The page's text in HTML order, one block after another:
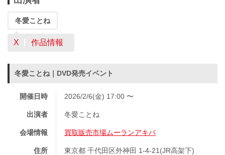
冬愛ことね
X 作品情報
冬愛ことね｜DVD発売イベント
開催日時 2026/2/6(金) 17:00 〜
出演者 冬愛ことね
会場情報 買取販売市場ムーランアキバ
住所 東京都 千代田区外神田 1-4-21(JR高架下)